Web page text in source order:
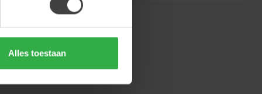
Alles toestaan